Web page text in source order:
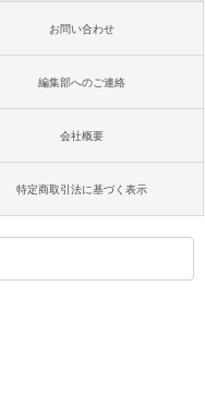
お問い合わせ
編集部へのご連絡
会社概要
特定商取引法に基づく表示